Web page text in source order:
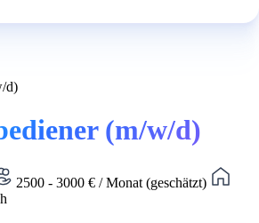
d)
(m/w/d)
2500 - 3000 € / Monat (geschätzt)